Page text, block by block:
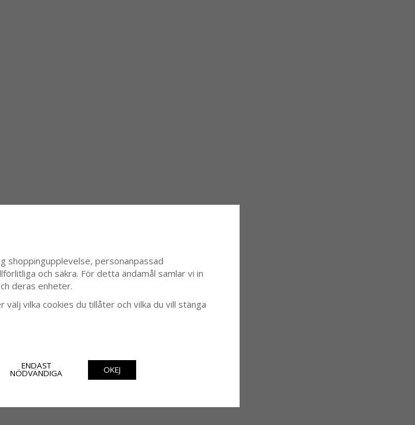
shoppingupplevelse, personanpassad
och säkra. För detta ändamål samlar vi in
deras enheter.
vilka cookies du tillåter och vilka du vill stänga
ENDAST
NÖDVÄNDIGA OKEJ